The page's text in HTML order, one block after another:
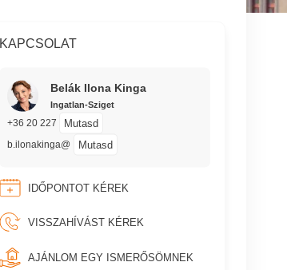
KAPCSOLAT
Belák Ilona Kinga
Ingatlan-Sziget
+36 20 227 Mutasd
b.ilonakinga@ Mutasd
IDŐPONTOT KÉREK
VISSZAHÍVÁST KÉREK
AJÁNLOM EGY ISMERŐSÖMNEK